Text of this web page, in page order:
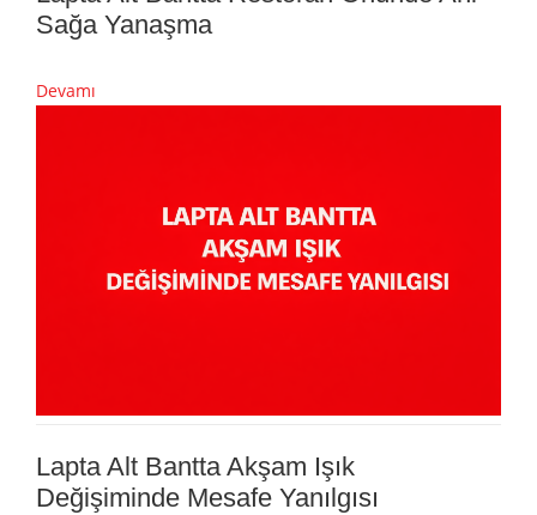
Sağa Yanaşma
Devamı
Lapta Alt Bantta Akşam Işık
Değişiminde Mesafe Yanılgısı